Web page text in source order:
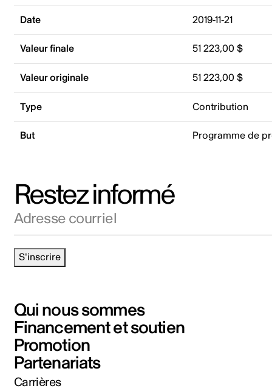
Date 2019-11-21
Valeur finale 51 223,00 $
Valeur originale 51 223,00 $
Type Contribution
But Programme de
Restez informé
S'inscrire
Qui nous sommes
Financement et soutien
Promotion
Partenariats
Carrières